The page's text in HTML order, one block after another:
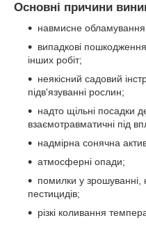
Основні причини
навмисне
випадкові
інших робіт;
неякісний садовий
підв'язуванні рослин;
надто щільні посадки
взаємотравматичні під
надмірна сонячна
атмосферні опади;
помилки у зрошуванні,
пестицидів;
різкі коливання